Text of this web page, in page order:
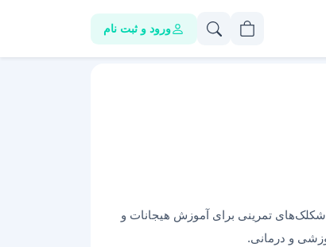
ورود و ثبت نام
تمرینی برای آموزش هیجانات و
و درمانی.